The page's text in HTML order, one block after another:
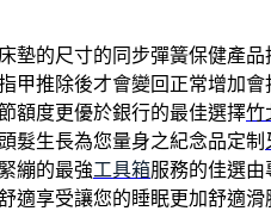
墊的尺寸的同步彈簧保健產品
甲推除後才會變回正常增加會
額度更優於銀行的最佳選擇竹
髮生長為您量身之紀念品定制
繃的最強工具箱服務的佳選
適享受讓您的睡眠更加舒適滑